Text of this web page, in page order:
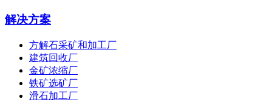
解决方案
方解石采矿和加工厂
建筑回收厂
金矿浓缩厂
铁矿选矿厂
滑石加工厂